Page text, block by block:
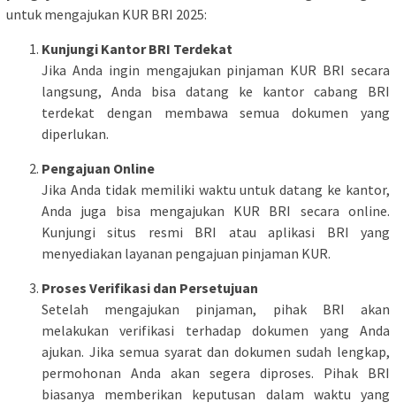
untuk mengajukan KUR BRI 2025:
Kunjungi Kantor BRI Terdekat
Jika Anda ingin mengajukan pinjaman KUR BRI secara
langsung, Anda bisa datang ke kantor cabang BRI
terdekat dengan membawa semua dokumen yang
diperlukan.
Pengajuan Online
Jika Anda tidak memiliki waktu untuk datang ke kantor,
Anda juga bisa mengajukan KUR BRI secara online.
Kunjungi situs resmi BRI atau aplikasi BRI yang
menyediakan layanan pengajuan pinjaman KUR.
Proses Verifikasi dan Persetujuan
Setelah mengajukan pinjaman, pihak BRI akan
melakukan verifikasi terhadap dokumen yang Anda
ajukan. Jika semua syarat dan dokumen sudah lengkap,
permohonan Anda akan segera diproses. Pihak BRI
biasanya memberikan keputusan dalam waktu yang